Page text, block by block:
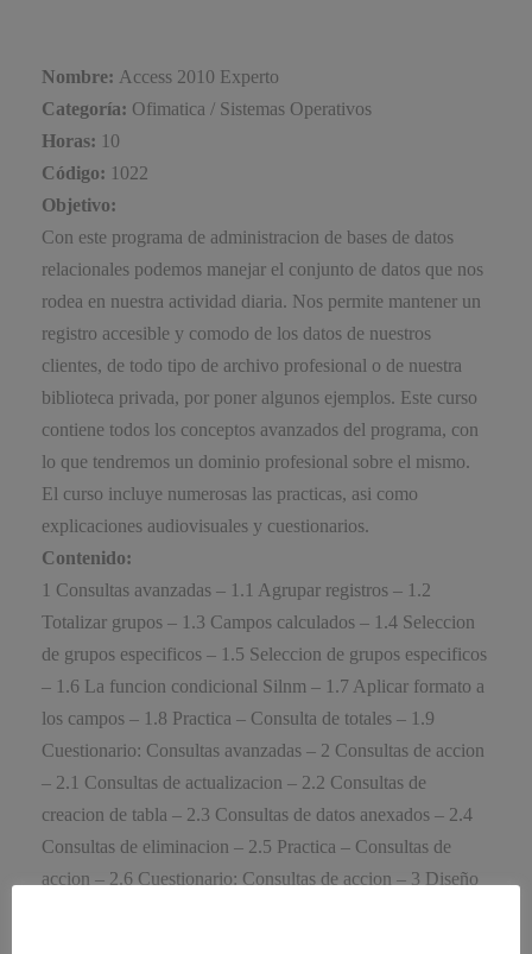
Nombre: Access 2010 Experto
Categoría: Ofimatica / Sistemas Operativos
Horas: 10
Código: 1022
Objetivo:
Con este programa de administracion de bases de datos
relacionales podemos manejar el conjunto de datos que nos
rodea en nuestra actividad diaria. Nos permite mantener un
registro accesible y comodo de los datos de nuestros
clientes, de todo tipo de archivo profesional o de nuestra
biblioteca privada, por poner algunos ejemplos. Este curso
contiene todos los conceptos avanzados del programa, con
lo que tendremos un dominio profesional sobre el mismo.
El curso incluye numerosas las practicas, asi como
explicaciones audiovisuales y cuestionarios.
Contenido:
1 Consultas avanzadas – 1.1 Agrupar registros – 1.2
Totalizar grupos – 1.3 Campos calculados – 1.4 Seleccion
de grupos especificos – 1.5 Seleccion de grupos especificos
– 1.6 La funcion condicional Silnm – 1.7 Aplicar formato a
los campos – 1.8 Practica – Consulta de totales – 1.9
Cuestionario: Consultas avanzadas – 2 Consultas de accion
– 2.1 Consultas de actualizacion – 2.2 Consultas de
creacion de tabla – 2.3 Consultas de datos anexados – 2.4
Consultas de eliminacion – 2.5 Practica – Consultas de
accion – 2.6 Cuestionario: Consultas de accion – 3 Diseño